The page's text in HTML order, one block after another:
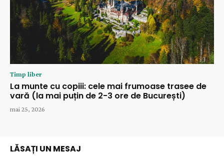
Timp liber
La munte cu copiii: cele mai frumoase trasee de
vară (la mai puțin de 2-3 ore de București)
mai 25, 2026
LĂSAȚI UN MESAJ